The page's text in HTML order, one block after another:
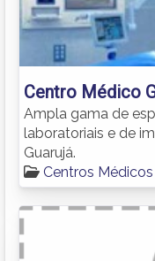
Centro Médico
Ampla gama de
laboratoriais e de
Guarujá.
Centros